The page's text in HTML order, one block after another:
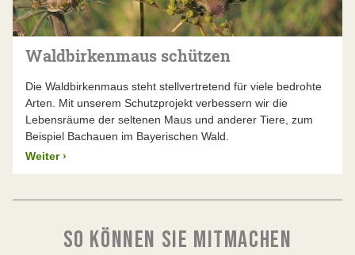
Waldbirkenmaus schützen
Die Waldbirkenmaus steht stellvertretend für viele bedrohte
Arten. Mit unserem Schutzprojekt verbessern wir die
Lebensräume der seltenen Maus und anderer Tiere, zum
Beispiel Bachauen im Bayerischen Wald.
Weiter ›
SO KÖNNEN SIE MITMACHEN